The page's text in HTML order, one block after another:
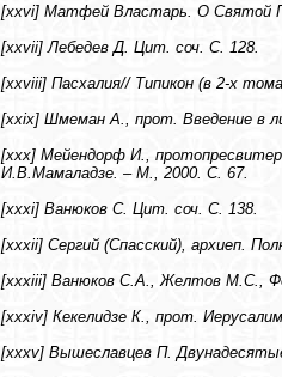
[xxvi] Матфей Властарь. О Святой
[xxvii] Лебедев Д. Цит. соч. С. 128.
[xxviii] Пасхалия// Типикон (в 2-х
[xxix] Шмеман А., прот. Введение в
[xxx] Мейендорф И.,
И.В.Мамаладзе. – М., 2000. С. 67.
[xxxi] Ванюков С. Цит. соч. С. 138.
[xxxii] Сергий (Спасский), архиеп.
[xxxiii] Ванюков С.А., Желтов М.С.,
[xxxiv] Кекелидзе К., прот.
[xxxv] Вышеславцев П.